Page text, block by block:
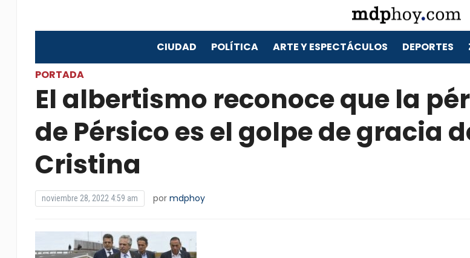
CIUDAD POLÍTICA ARTE Y ESPECTÁCULOS DEPORTES
PORTADA
El albertismo reconoce que la
de Pérsico es el golpe de gracia
Cristina
noviembre 28, 2022 4:59 am por mdphoy